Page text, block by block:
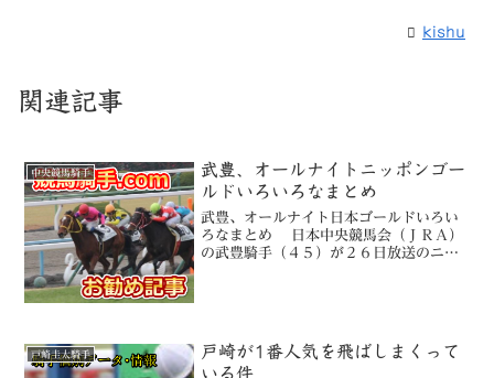
kishu
関連記事
中央競馬騎手
武豊、オールナイトニッポンゴー
ルドいろいろなまとめ
武豊、オールナイト日本ゴールドいろい
ろなまとめ 日本中央競馬会（ＪＲＡ）
の武豊騎手（４５）が２６日放送のニッ
戸崎圭太騎手
戸崎が1番人気を飛ばしまくって
いる件